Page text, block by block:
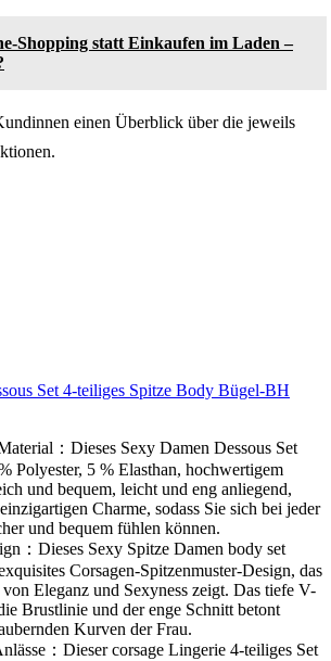
Shopping statt Einkaufen im Laden –
einen Überblick über die jeweils
Set 4-teiliges Spitze Body Bügel-BH
：Dieses Sexy Damen Dessous Set
Polyester, 5 % Elasthan, hochwertigem
und bequem, leicht und eng anliegend,
Charme, sodass Sie sich bei jeder
und bequem fühlen können.
：Dieses Sexy Spitze Damen body set
Corsagen-Spitzenmuster-Design, das
Eleganz und Sexyness zeigt. Das tiefe V-
Brustlinie und der enge Schnitt betont
Kurven der Frau.
：Dieser corsage Lingerie 4-teiliges Set